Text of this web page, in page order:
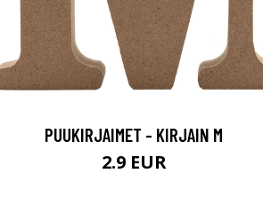
PUUKIRJAIMET - KIRJAIN M
2.9 EUR